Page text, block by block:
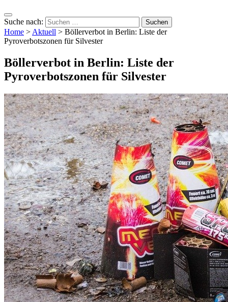
Suche nach:
Home > Aktuell > Böllerverbot in Berlin: Liste der
Pyroverbotszonen für Silvester
Böllerverbot in Berlin: Liste der
Pyroverbotszonen für Silvester